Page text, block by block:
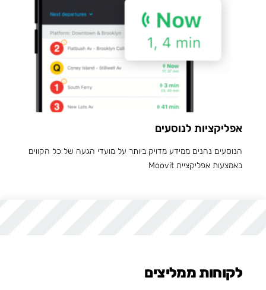
אפליקציות לנוסעים
הנוסעים נהנים ממידע מדויק ביותר על מועדי הגעה של כל הקווים
באמצעות אפליקציית Moovit
לקוחות ממליצים